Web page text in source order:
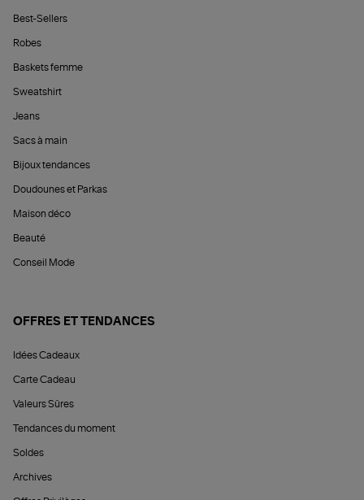
Best-Sellers
Robes
Baskets femme
Sweatshirt
Jeans
Sacs à main
Bijoux tendances
Doudounes et Parkas
Maison déco
Beauté
Conseil Mode
OFFRES ET TENDANCES
Idées Cadeaux
Carte Cadeau
Valeurs Sûres
Tendances du moment
Soldes
Archives